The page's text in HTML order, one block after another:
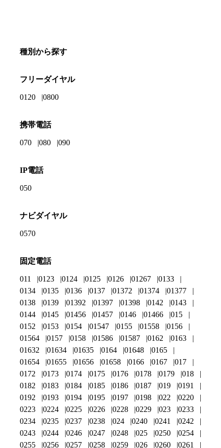
種別から探す
フリーダイヤル
0120 0800
携帯電話
070 080 090
IP電話
050
ナビダイヤル
0570
固定電話
011 0123 0124 0125 0126 01267
0133
0134
0135 0136 0137 01372 01374
01377
0138
0139 01392 01397 01398 0142
0143
0144
0145 01456 01457 0146 01466
015
0152
0153 0154 01547 0155 01558
0156
01564
0157 0158 01586 01587 0162
0163
01632
01634 01635 0164 01648
0165
01654
01655 01656 01658 0166 0167
017
0172
0173 0174 0175 0176 0178 0179
018
0182
0183 0184 0185 0186 0187 019
0191
0192
0193 0194 0195 0197 0198 022
0220
0223
0224 0225 0226 0228 0229 023
0233
0234
0235 0237 0238 024 0240 0241
0242
0243
0244 0246 0247 0248 025 0250
0254
0255
0256 0257 0258 0259 026 0260 0261